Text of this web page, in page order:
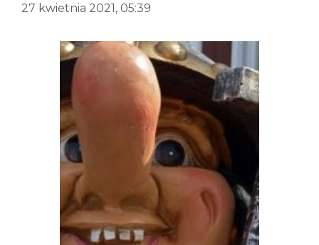
27 kwietnia 2021, 05:39